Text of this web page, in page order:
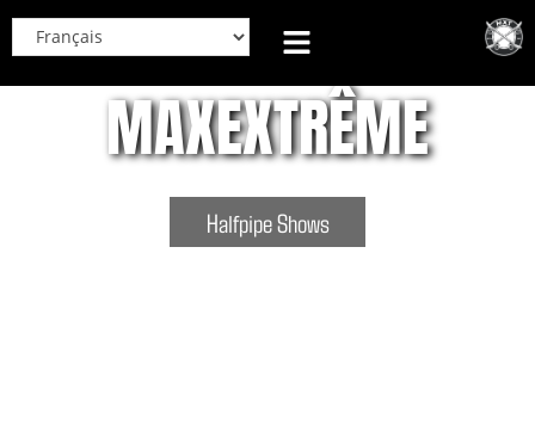
MAXEXTRÊME
Halfpipe Shows